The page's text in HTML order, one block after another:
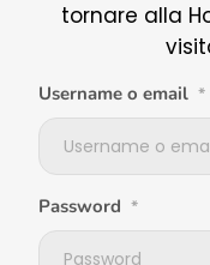
tornare alla
Username o email *
Password *